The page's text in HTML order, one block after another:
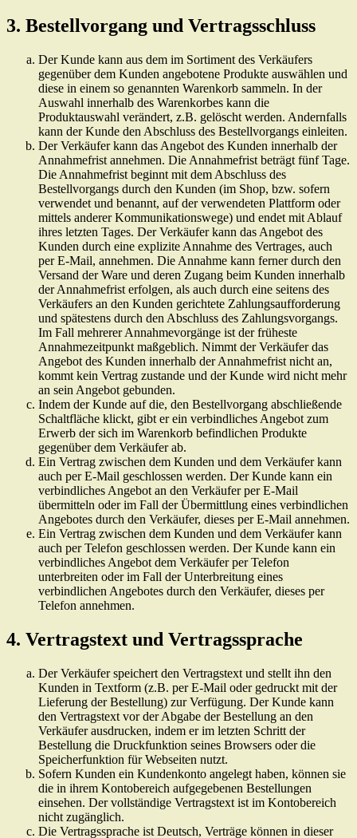
3. Bestellvorgang und Vertragsschluss
Der Kunde kann aus dem im Sortiment des Verkäufers
gegenüber dem Kunden angebotene Produkte auswählen und
diese in einem so genannten Warenkorb sammeln. In der
Auswahl innerhalb des Warenkorbes kann die
Produktauswahl verändert, z.B. gelöscht werden. Andernfalls
kann der Kunde den Abschluss des Bestellvorgangs einleiten.
Der Verkäufer kann das Angebot des Kunden innerhalb der
Annahmefrist annehmen. Die Annahmefrist beträgt fünf Tage.
Die Annahmefrist beginnt mit dem Abschluss des
Bestellvorgangs durch den Kunden (im Shop, bzw. sofern
verwendet und benannt, auf der verwendeten Plattform oder
mittels anderer Kommunikationswege) und endet mit Ablauf
ihres letzten Tages. Der Verkäufer kann das Angebot des
Kunden durch eine explizite Annahme des Vertrages, auch
per E-Mail, annehmen. Die Annahme kann ferner durch den
Versand der Ware und deren Zugang beim Kunden innerhalb
der Annahmefrist erfolgen, als auch durch eine seitens des
Verkäufers an den Kunden gerichtete Zahlungsaufforderung
und spätestens durch den Abschluss des Zahlungsvorgangs.
Im Fall mehrerer Annahmevorgänge ist der früheste
Annahmezeitpunkt maßgeblich. Nimmt der Verkäufer das
Angebot des Kunden innerhalb der Annahmefrist nicht an,
kommt kein Vertrag zustande und der Kunde wird nicht mehr
an sein Angebot gebunden.
Indem der Kunde auf die, den Bestellvorgang abschließende
Schaltfläche klickt, gibt er ein verbindliches Angebot zum
Erwerb der sich im Warenkorb befindlichen Produkte
gegenüber dem Verkäufer ab.
Ein Vertrag zwischen dem Kunden und dem Verkäufer kann
auch per E-Mail geschlossen werden. Der Kunde kann ein
verbindliches Angebot an den Verkäufer per E-Mail
übermitteln oder im Fall der Übermittlung eines verbindlichen
Angebotes durch den Verkäufer, dieses per E-Mail annehmen.
Ein Vertrag zwischen dem Kunden und dem Verkäufer kann
auch per Telefon geschlossen werden. Der Kunde kann ein
verbindliches Angebot dem Verkäufer per Telefon
unterbreiten oder im Fall der Unterbreitung eines
verbindlichen Angebotes durch den Verkäufer, dieses per
Telefon annehmen.
4. Vertragstext und Vertragssprache
Der Verkäufer speichert den Vertragstext und stellt ihn den
Kunden in Textform (z.B. per E-Mail oder gedruckt mit der
Lieferung der Bestellung) zur Verfügung. Der Kunde kann
den Vertragstext vor der Abgabe der Bestellung an den
Verkäufer ausdrucken, indem er im letzten Schritt der
Bestellung die Druckfunktion seines Browsers oder die
Speicherfunktion für Webseiten nutzt.
Sofern Kunden ein Kundenkonto angelegt haben, können sie
die in ihrem Kontobereich aufgegebenen Bestellungen
einsehen. Der vollständige Vertragstext ist im Kontobereich
nicht zugänglich.
Die Vertragssprache ist Deutsch, Verträge können in dieser